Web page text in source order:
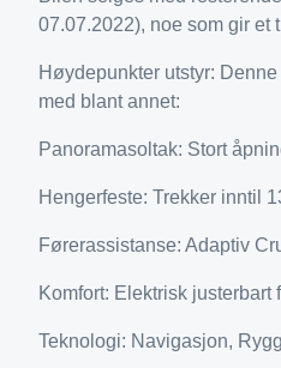
07.07.2022), noe som gir et
Høydepunkter utstyr:
med blant annet:
Panoramasoltak: Stort
Hengerfeste: Trekker inntil
Førerassistanse: Adaptiv
Komfort: Elektrisk
Teknologi: Navigasjon,